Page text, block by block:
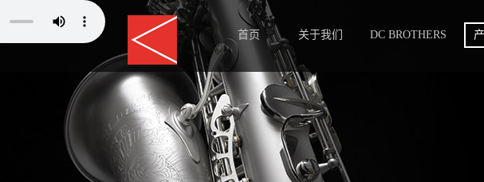
首页 关于我们 DC BROTHERS
师资力量